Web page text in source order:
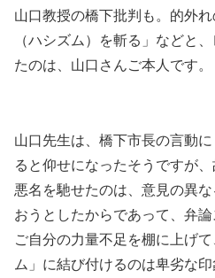
山口教授の橋下批判も。的外
（ハシズム）を斬る」などと
たのは、山口さんご本人です。
山口先生は、橋下市長の言動
ると仰せになったそうですが
悪名を馳せたのは、意見の異
おうとしたからであって、弁論
ご自分の力量不足を棚に上げ
ム」に結び付けるのは卑劣な印